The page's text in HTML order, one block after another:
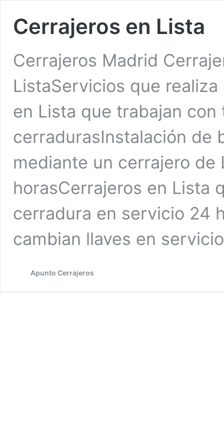
Cerrajeros en Lista
Cerrajeros Madrid
ListaServicios que
en Lista que trabajan
cerradurasInstalación de
mediante un cerrajero
horasCerrajeros en Lista
cerradura en servicio 24
cambian llaves en
Apunto Cerrajeros